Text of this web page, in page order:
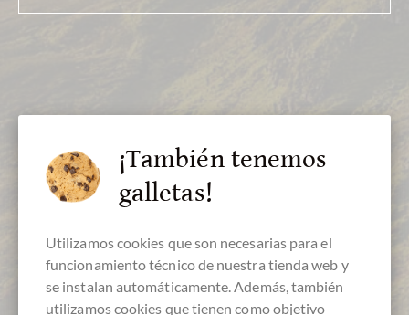
¡También tenemos
galletas!
Utilizamos cookies que son necesarias para el
funcionamiento técnico de nuestra tienda web y
se instalan automáticamente. Además, también
utilizamos cookies que tienen como objetivo